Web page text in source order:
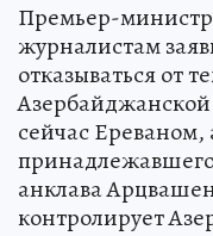
Премьер-
журналистам
отказываться от
сейчас Ереваном,
анклава
контролирует